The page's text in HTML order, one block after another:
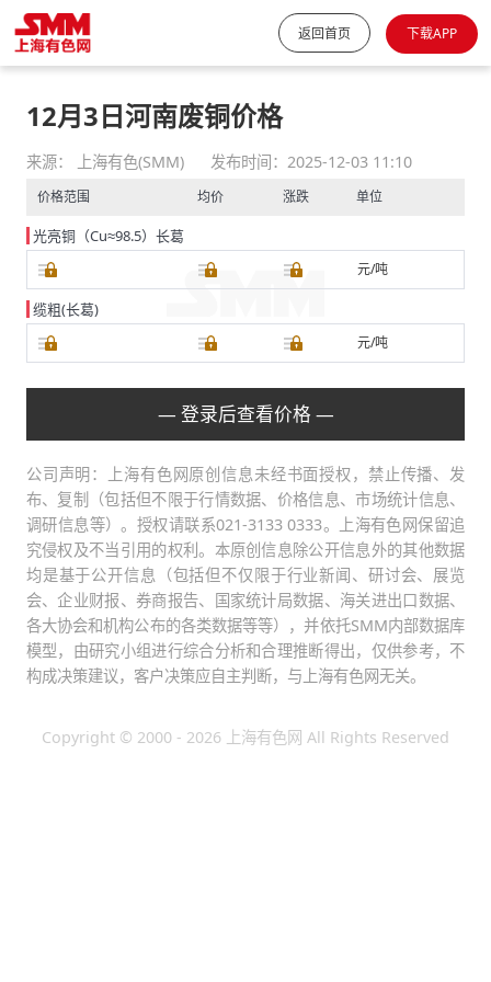
返回首页 下载APP
12月3日河南废铜价格
来源： 上海有色(SMM) 发布时间：2025-12-03 11:10
价格范围 均价 涨跌 单位
光亮铜（Cu≈98.5）长葛
元/吨
缆粗(长葛)
元/吨
— 登录后查看价格 —
公司声明：上海有色网原创信息未经书面授权，禁止传播、发
布、复制（包括但不限于行情数据、价格信息、市场统计信息、
调研信息等）。授权请联系021-3133 0333。上海有色网保留追
究侵权及不当引用的权利。本原创信息除公开信息外的其他数据
均是基于公开信息（包括但不仅限于行业新闻、研讨会、展览
会、企业财报、券商报告、国家统计局数据、海关进出口数据、
各大协会和机构公布的各类数据等等），并依托SMM内部数据库
模型，由研究小组进行综合分析和合理推断得出，仅供参考，不
构成决策建议，客户决策应自主判断，与上海有色网无关。
Copyright © 2000 - 2026 上海有色网 All Rights Reserved